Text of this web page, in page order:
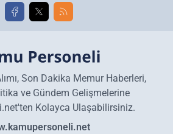
Son Dakika Memur Haberleri,
ve Gündem Gelişmelerine
Kolayca Ulaşabilirsiniz.